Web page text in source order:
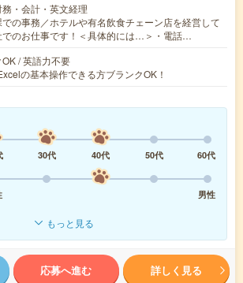
・会計・英文経理
での事務／ホテルや有名飲食チェーン店を経営して
でのお仕事です！＜具体的には…＞・電話…
/ 英語力不要
の基本操作できる方ブランクOK！
30代 40代 50代
60代
男性
もっと見る
応募へ進む 詳しく見る